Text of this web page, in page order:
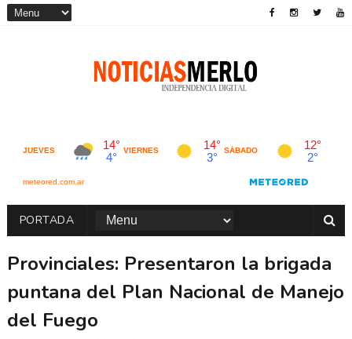
PORTADA
Provinciales: Presentaron la brigada
puntana del Plan Nacional de Manejo
del Fuego